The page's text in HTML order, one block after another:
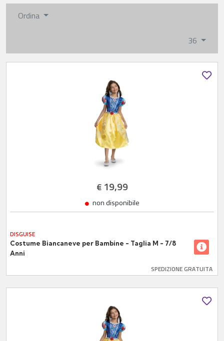
Ordina
36
€19,99
non disponibile
DISGUISE
Costume Biancaneve per Bambine - Taglia M - 7/8
Anni
SPEDIZIONE GRATUITA